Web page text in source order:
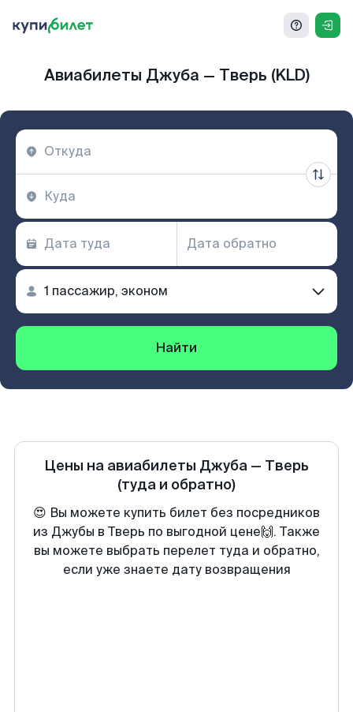
Авиабилеты Джуба — Тверь (KLD)
Найти
Цены на авиабилеты Джуба — Тверь
(туда и обратно)
😍 Вы можете купить билет без посредников
из Джубы в Тверь по выгодной цене🙌. Также
вы можете выбрать перелет туда и обратно,
если уже знаете дату возвращения